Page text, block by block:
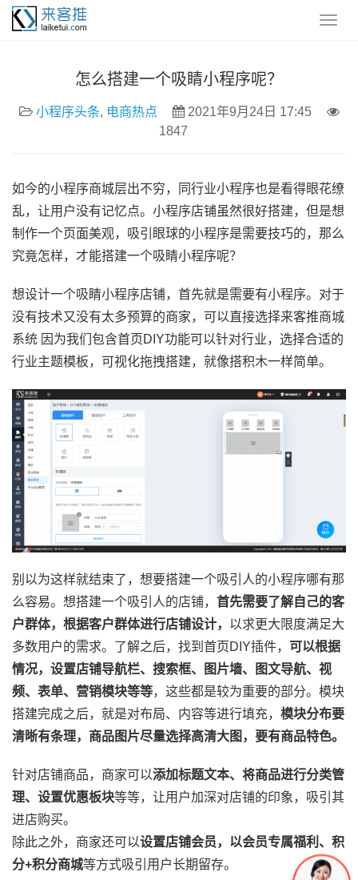
怎么搭建一个吸睛小程序呢？
小程序头条, 电商热点
2021年9月24日 17:45
1847
如今的小程序商城层出不穷，同行业小程序也是看得眼花缭
乱，让用户没有记忆点。小程序店铺虽然很好搭建，但是想
制作一个页面美观，吸引眼球的小程序是需要技巧的，那么
究竟怎样，才能搭建一个吸睛小程序呢？
想设计一个吸睛小程序店铺，首先就是需要有小程序。对于
没有技术又没有太多预算的商家，可以直接选择来客推商城
系统 因为我们包含首页DIY功能可以针对行业，选择合适的
行业主题模板，可视化拖拽搭建，就像搭积木一样简单。
别以为这样就结束了，想要搭建一个吸引人的小程序哪有那
么容易。想搭建一个吸引人的店铺， 首先需要了解自己的客
户群体，根据客户群体进行店铺设计， 以求更大限度满足大
多数用户的需求。了解之后，找到首页DIY插件， 可以根据
情况，设置店铺导航栏、搜索框、图片墙、图文导航、视
频、表单、营销模块等等，这些都是较为重要的部分。模块
搭建完成之后，就是对布局、内容等进行填充， 模块分布要
清晰有条理，商品图片尽量选择高清大图，要有商品特色。
针对店铺商品，商家可以添加标题文本、将商品进行分类管
理、设置优惠板块等等，让用户加深对店铺的印象，吸引其
进店购买。
除此之外，商家还可以设置店铺会员，以会员专属福利、积
分+积分商城等方式吸引用户长期留存。